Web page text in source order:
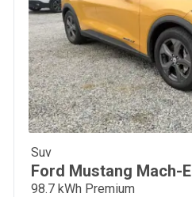
Suv
Ford Mustang Mach-E
98.7 kWh Premium